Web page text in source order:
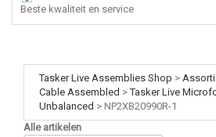
Beste kwaliteit en service
Tasker Live Assemblies Shop >
Cable Assembled >Tasker Live
Unbalanced > NP2XB20990R-1
Alle artikelen